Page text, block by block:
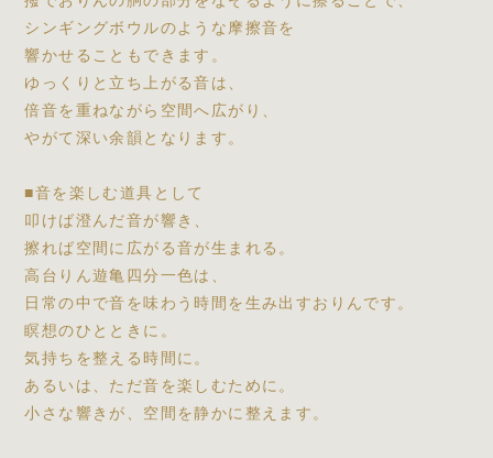
シンギングボウルのような摩擦音を
響かせることもできます。
ゆっくりと立ち上がる音は、
倍音を重ねながら空間へ広がり、
やがて深い余韻となります。
■音を楽しむ道具として
叩けば澄んだ音が響き、
擦れば空間に広がる音が生まれる。
高台りん遊亀四分一色は、
日常の中で音を味わう時間を生み出すおりんです。
瞑想のひとときに。
気持ちを整える時間に。
あるいは、ただ音を楽しむために。
小さな響きが、空間を静かに整えます。